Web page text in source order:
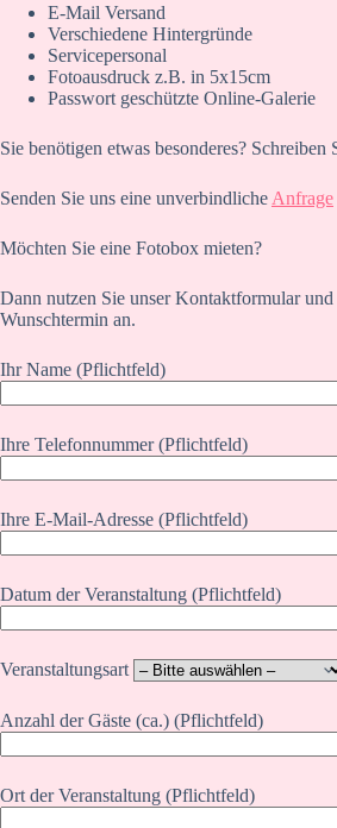
E-Mail Versand
Verschiedene Hintergründe
Servicepersonal
Fotoausdruck z.B. in 5x15cm
Passwort geschützte Online-Galerie
Sie benötigen etwas besonderes?
Senden Sie uns eine unverbindliche Anfrage
Möchten Sie eine Fotobox mieten?
Dann nutzen Sie unser Kontaktformular
Wunschtermin an.
Ihr Name (Pflichtfeld)
Ihre Telefonnummer (Pflichtfeld)
Ihre E-Mail-Adresse (Pflichtfeld)
Datum der Veranstaltung (Pflichtfeld)
Veranstaltungsart
Anzahl der Gäste (ca.) (Pflichtfeld)
Ort der Veranstaltung (Pflichtfeld)